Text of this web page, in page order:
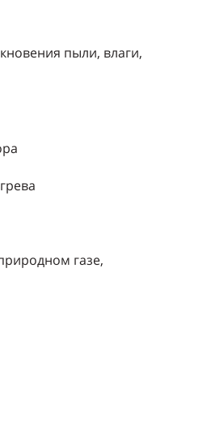
пыли, влаги,
газе,